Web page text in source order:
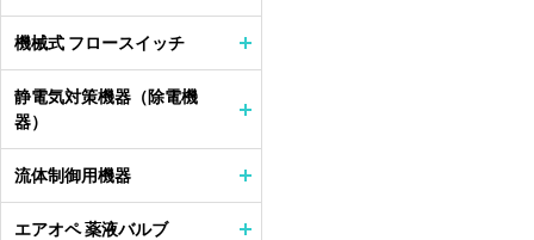
機械式 フロースイッチ
静電気対策機器（除電機
器）
流体制御用機器
エアオペ 薬液バルブ